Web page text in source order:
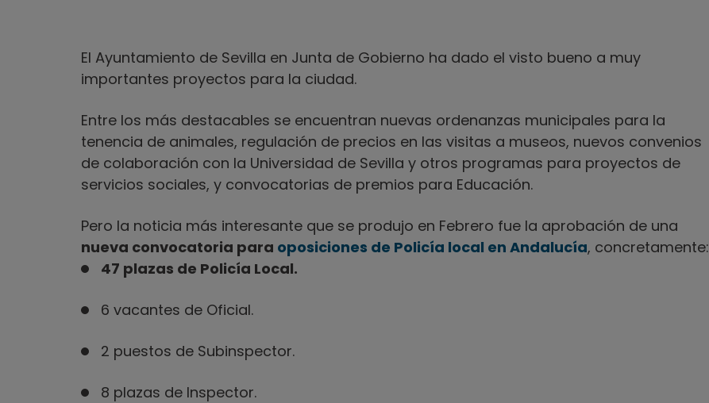
El Ayuntamiento de Sevilla en Junta de Gobierno ha dado el visto bueno a muy
importantes proyectos para la ciudad.
Entre los más destacables se encuentran nuevas ordenanzas municipales para la
tenencia de animales, regulación de precios en las visitas a museos, nuevos convenios
de colaboración con la Universidad de Sevilla y otros programas para proyectos de
servicios sociales, y convocatorias de premios para Educación.
Pero la noticia más interesante que se produjo en Febrero fue la aprobación de una
nueva convocatoria para oposiciones de Policía local en Andalucía, concretamente:
47 plazas de Policía Local.
6 vacantes de Oficial.
2 puestos de Subinspector.
8 plazas de Inspector.